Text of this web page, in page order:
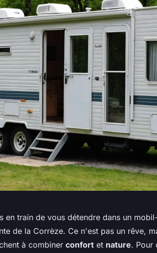
en train de vous détendre dans un
de la Corrèze. Ce n'est pas un rêve,
à combiner confort et nature. Pour